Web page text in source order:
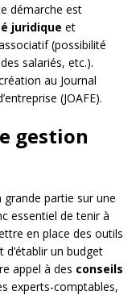
démarche est
juridique et
(possibilité
salariés, etc.).
au Journal
(JOAFE).
gestion
grande partie sur une
essentiel de tenir à
en place des outils
un budget
appel à des conseils
experts-comptables,